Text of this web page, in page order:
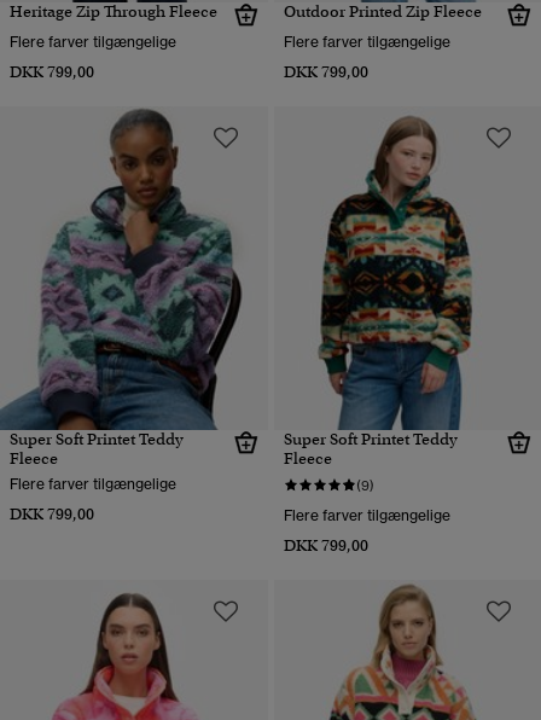
Heritage Zip Through Fleece
Flere farver tilgængelige
DKK 799,00
Outdoor Printed Zip Fleece
Flere farver tilgængelige
DKK 799,00
Super Soft Printet Teddy
Fleece
Flere farver tilgængelige
DKK 799,00
Super Soft Printet Teddy
Fleece
(9)
Flere farver tilgængelige
DKK 799,00